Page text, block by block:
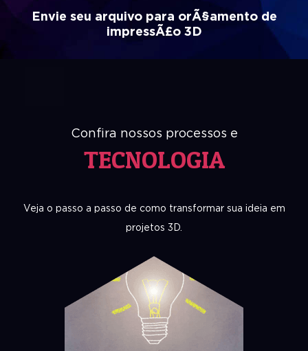
Envie seu arquivo para orÃ§amento de
impressÃ£o 3D
Confira nossos processos e
TECNOLOGIA
Veja o passo a passo de como transformar sua ideia em
projetos 3D.